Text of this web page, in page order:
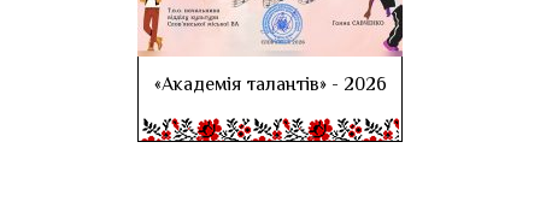
«Академія талантів» - 2026